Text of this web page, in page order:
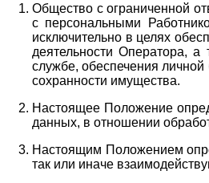
Общество с ограниченной
с персональными
исключительно в целях
деятельности Оператора,а
службе, обеспечения личной
сохранности имущества.
Настоящее Положение
данных, в отношении
Настоящим Положением
так или иначе